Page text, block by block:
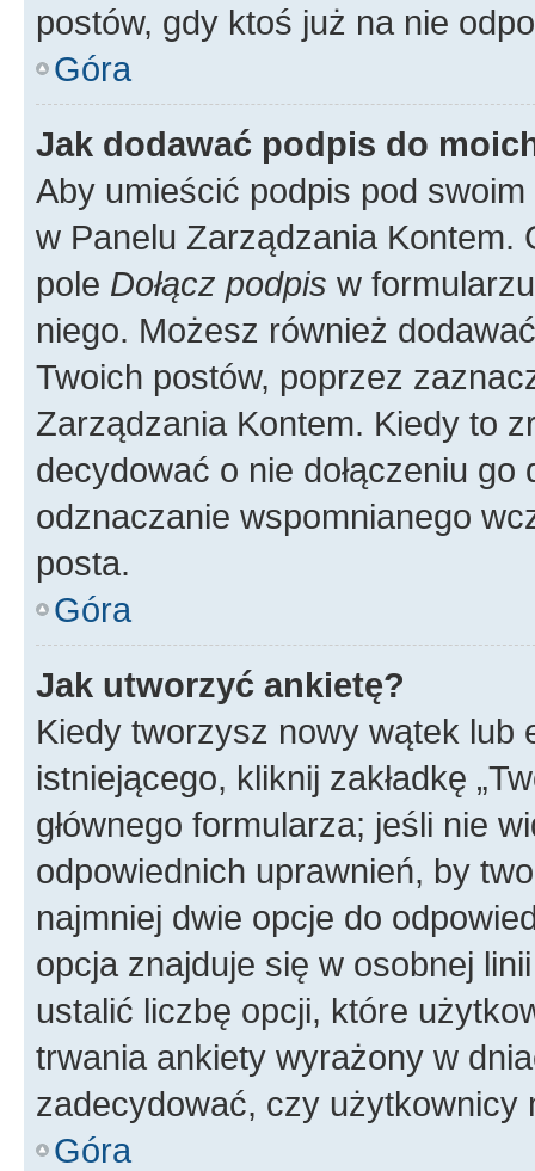
postów, gdy ktoś już na nie
Góra
Jak dodawać podpis do
Aby umieścić podpis pod
w Panelu Zarządzania
pole Dołącz podpis w
niego. Możesz również
Twoich postów, poprzez
Zarządzania Kontem. Kiedy to
decydować o nie dołączeniu
odznaczanie wspomnianego
posta.
Góra
Jak utworzyć ankietę?
Kiedy tworzysz nowy wątek lub
istniejącego, kliknij zakładkę
głównego formularza; jeśli nie
odpowiednich uprawnień, by
najmniej dwie opcje do
opcja znajduje się w osobnej
ustalić liczbę opcji, które
trwania ankiety wyrażony w
zadecydować, czy użytkownicy
Góra